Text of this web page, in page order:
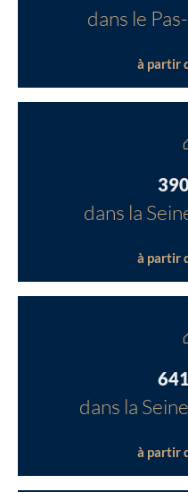
dans le
à partir
dans la
à partir
dans la
à partir